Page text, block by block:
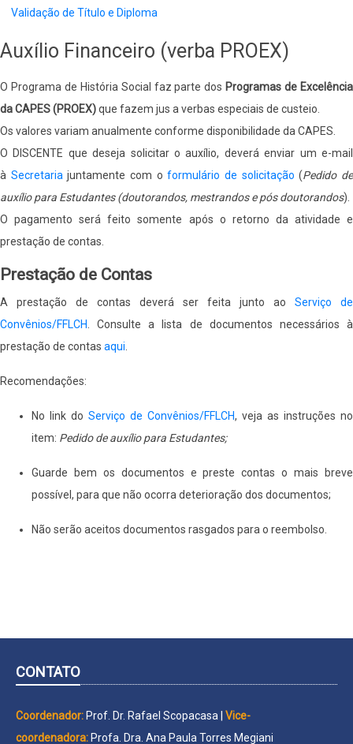
Validação de Título e Diploma
Auxílio Financeiro (verba PROEX)
O Programa de História Social faz parte dos Programas de Excelência
da CAPES (PROEX)que fazem jus a verbas especiais de custeio.
Os valores variam anualmente conforme disponibilidade da CAPES.
O DISCENTE que deseja solicitar o auxílio, deverá enviar um e-mail
à Secretaria juntamente com oformulário de solicitação (Pedido de
auxílio para Estudantes (doutorandos, mestrandos e pós doutorandos).
O pagamento será feito somente após o retorno da atividade e
prestação de contas.
Prestação de Contas
A prestação de contas deverá ser feita junto ao Serviço de
Convênios/FFLCH . Consulte a lista de documentos necessários à
prestação de contas aqui
Recomendações:
No link do Serviço de Convênios/FFLCH, veja as instruções no
item: Pedido de auxílio para Estudantes;
Guarde bem os documentos e preste contas o mais breve
possível, para que não ocorra deterioração dos documentos;
Não serão aceitos documentos rasgados para o reembolso.
CONTATO
Coordenador:Prof. Dr. Rafael Scopacasa | Vice-
coordenadora:Profa. Dra. Ana Paula Torres Megiani